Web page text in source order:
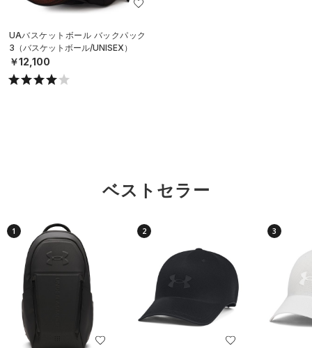
UAバスケットボール バックパック
3（バスケットボール/UNISEX）
￥12,100
ベストセラー
1 2 3